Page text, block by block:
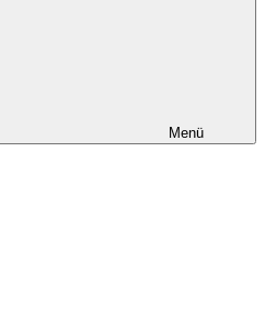
Menü